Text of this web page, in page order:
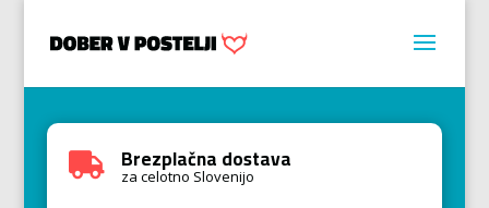
 Brezplačna dostava
za celotno Slovenijo